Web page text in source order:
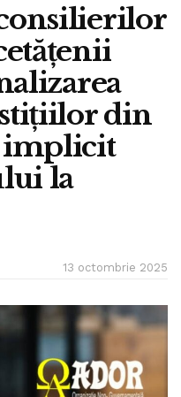
din
implicit
la
13 octombrie 2025